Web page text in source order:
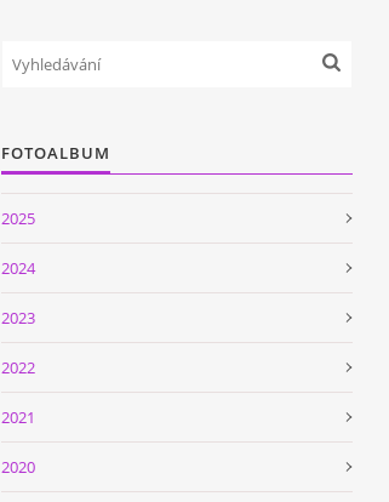
FOTOALBUM
2025
2024
2023
2022
2021
2020